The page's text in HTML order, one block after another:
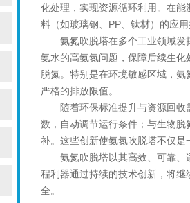
化处理，实现资源循环利用。在
料（如玻璃钢、PP、钛材）的应
氨氮吹脱塔在多个工业领域发挥
氨水的高氨氮问题，保障后续生
脱氮。特别是在环境敏感区域，
严格的排放限值。
随着环保标准提升与资源回收需
数，自动调节运行条件；与生物
补。这些创新使氨氮吹脱塔不仅是
氨氮吹脱塔以其高效、可靠、适
程利器通过持续的技术创新，将
全。